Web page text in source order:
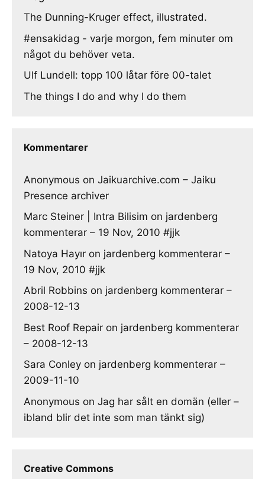
The Dunning-Kruger effect, illustrated.
#ensakidag - varje morgon, fem minuter om
något du behöver veta.
Ulf Lundell: topp 100 låtar före 00-talet
The things I do and why I do them
Kommentarer
Anonymous on Jaikuarchive.com – Jaiku
Presence archiver
Marc Steiner | Intra Bilisim on jardenberg
kommenterar – 19 Nov, 2010 #jjk
Natoya Hayır on jardenberg kommenterar –
19 Nov, 2010 #jjk
Abril Robbins on jardenberg kommenterar –
2008-12-13
Best Roof Repair on jardenberg kommenterar
– 2008-12-13
Sara Conley on jardenberg kommenterar –
2009-11-10
Anonymous on Jag har sålt en domän (eller –
ibland blir det inte som man tänkt sig)
Creative Commons